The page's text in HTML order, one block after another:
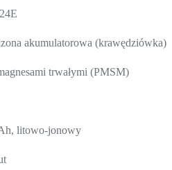
akumulatorowa (krawędziówka)
trwałymi (PMSM)
litowo-jonowy